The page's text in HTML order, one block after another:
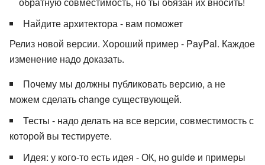
Найдите архитектора - вам поможет
Релиз новой версии. Хороший пример - PayPal. Каждое
изменение надо доказать.
Почему мы должны публиковать версию, а не
можем сделать change существующей.
Тесты - надо делать на все версии, совместимость с
которой вы тестируете.
Идея: у кого-то есть идея - ОК, но guide и примеры